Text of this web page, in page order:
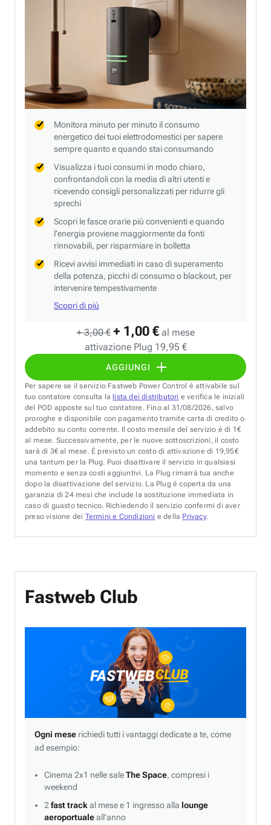
+ 3,00 € + 1,00 € al mese
attivazione Plug 19,95 €
AGGIUNGI
Monitora minuto per minuto il consumo
energetico dei tuoi elettrodomestici per sapere
sempre quanto e quando stai consumando
Visualizza i tuoi consumi in modo chiaro,
confrontandoli con la media di altri utenti e
ricevendo consigli personalizzati per ridurre gli
sprechi
Scopri le fasce orarie più convenienti e quando
l’energia proviene maggiormente da fonti
rinnovabili, per risparmiare in bolletta
Ricevi avvisi immediati in caso di superamento
della potenza, picchi di consumo o blackout, per
intervenire tempestivamente
Scopri di più
Per sapere se il servizio Fastweb Power Control è attivabile sul
tuo contatore consulta la lista dei distributori e verifica le iniziali
del POD apposte sul tuo contatore. Fino al 31/08/2026, salvo
proroghe e disponibile con pagamento tramite carta di credito o
addebito su conto corrente. Il costo mensile del servizio è di 1€
al mese. Successivamente, per le nuove sottoscrizioni, il costo
sarà di 3€ al mese. È previsto un costo di attivazione di 19,95€
una tantum per la Plug. Puoi disattivare il servizio in qualsiasi
momento e senza costi aggiuntivi. La Plug rimarrà tua anche
dopo la disattivazione del servizio. La Plug è coperta da una
garanzia di 24 mesi che include la sostituzione immediata in
caso di guasto tecnico. Richiedendo il servizio confermi di aver
preso visione dei Termini e Condizioni e della Privacy.
Fastweb Club
Ogni mese richiedi tutti i vantaggi dedicate a te, come
ad esempio:
Cinema 2x1 nelle saleThe Space, compresi i
weekend
2 fast track al mese e 1 ingresso alla lounge
aeroportualeall’anno